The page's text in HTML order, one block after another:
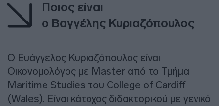
Ποιος είναι
ο Βαγγέλης Κυριαζόπουλος
Ο Ευάγγελος Κυριαζόπουλος είναι
Οικονομολόγος με Master από το Τμήμα
Maritime Studies του College of Cardiff
(Wales). Είναι κάτοχος διδακτορικού με γενικό